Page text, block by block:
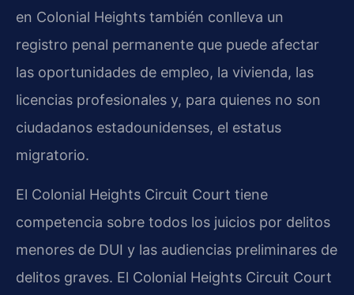
en Colonial Heights también conlleva un
registro penal permanente que puede afectar
las oportunidades de empleo, la vivienda, las
licencias profesionales y, para quienes no son
ciudadanos estadounidenses, el estatus
migratorio.
El Colonial Heights Circuit Court tiene
competencia sobre todos los juicios por delitos
menores de DUI y las audiencias preliminares de
delitos graves. El Colonial Heights Circuit Court